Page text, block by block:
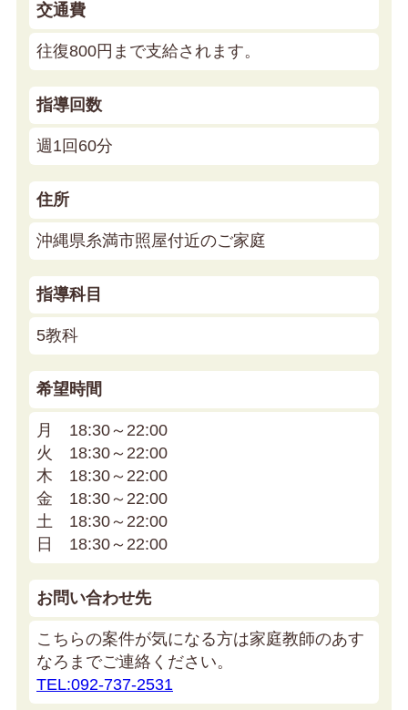
交通費
往復800円まで支給されます。
指導回数
週1回60分
住所
沖縄県糸満市照屋付近のご家庭
指導科目
5教科
希望時間
月 18:30～22:00
火 18:30～22:00
木 18:30～22:00
金 18:30～22:00
土 18:30～22:00
日 18:30～22:00
お問い合わせ先
こちらの案件が気になる方は家庭教師のあす
なろまでご連絡ください。
TEL:092-737-2531